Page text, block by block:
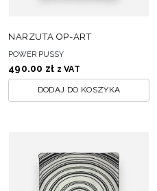
NARZUTA OP-ART
POWER PUSSY
490.00 zł z VAT
DODAJ DO KOSZYKA